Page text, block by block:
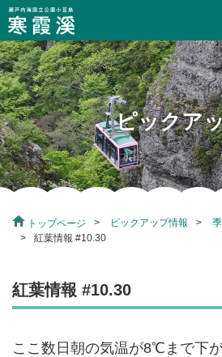
ピックア
トップページ ピックアップ情報
紅葉情報 #10.30
紅葉情報 #10.30
ここ数日朝の気温が8℃まで下